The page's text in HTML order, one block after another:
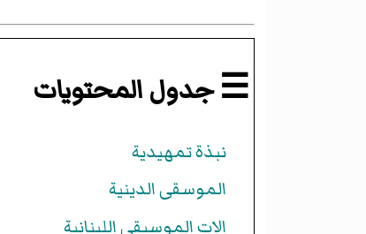
☰ جدول المحتويات
نبذة تمهيدية
الموسقى الدينية
الات الموسيقى اللبنانية